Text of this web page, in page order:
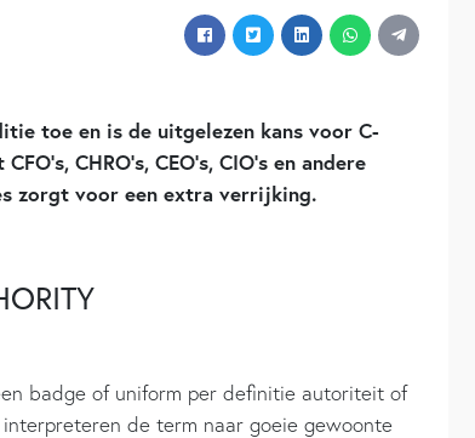
toe en is de uitgelezen kans voor C-
CHRO’s, CEO’s, CIO’s en andere
zorgt voor een extra verrijking.
badge of uniform per definitie autoriteit of
de term naar goeie gewoonte